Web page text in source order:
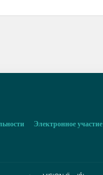
Электронное участие